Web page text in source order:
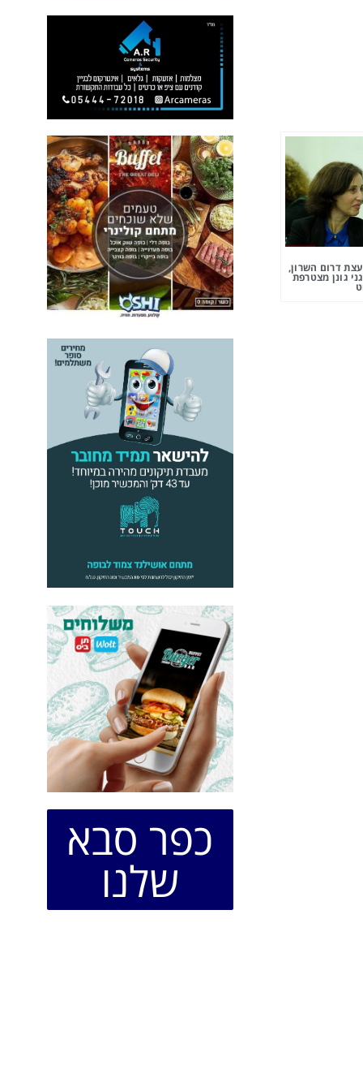
דרום השרון,
גונן מצטרפת
כפר סבא
שלנו